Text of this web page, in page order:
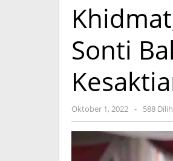
Sonti
Oktober 1, 2022 oleh
- 588